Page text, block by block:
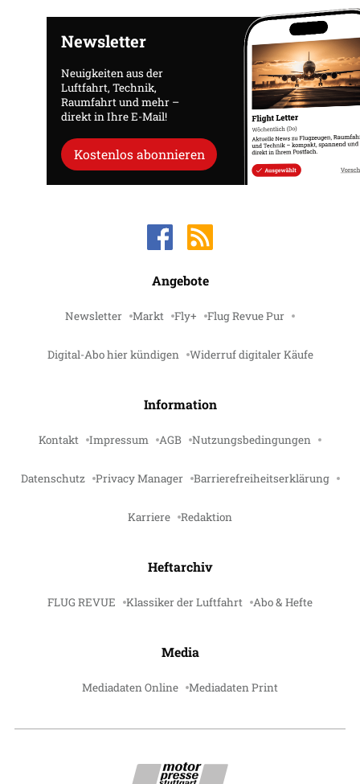
Newsletter
Neuigkeiten aus der
Luftfahrt, Technik,
Raumfahrt und mehr –
direkt in Ihre E-Mail!
Kostenlos abonnieren
Angebote
Newsletter Markt Fly+ Flug Revue Pur
Digital-Abo hier kündigen Widerruf digitaler Käufe
Information
Kontakt Impressum AGB Nutzungsbedingungen
Datenschutz Privacy Manager Barrierefreiheitserklärung
Karriere Redaktion
Heftarchiv
FLUG REVUE Klassiker der Luftfahrt Abo & Hefte
Media
Mediadaten Online Mediadaten Print